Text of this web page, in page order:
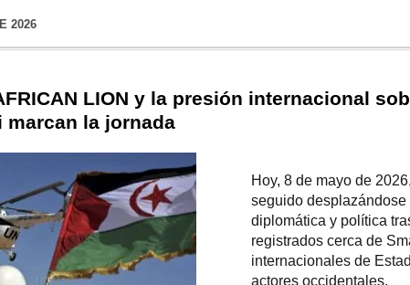
2026
LION y la presión internacional
marcan la jornada
Hoy, 8 de mayo de
seguido
diplomática y política
registrados cerca de
internacionales de
actores occidentales.